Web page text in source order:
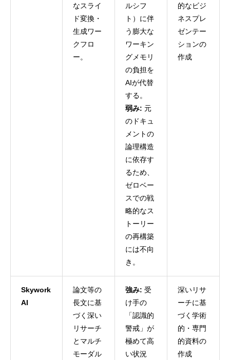
なスライ
ド変換・
生成ワー
クフロ
ー。
ルシフ
ト）に伴
う膨大な
ワーキン
グメモリ
の負担を
AIが代替
する。
弱み: 元
のドキュ
メントの
論理構造
に依存す
るため、
ゼロベー
スでの戦
略的なス
トーリー
の再構築
には不向
き。
的なビジ
ネスプレ
ゼンテー
ションの
作成
Skywork
AI
論文等の
長文に基
づく深い
リサーチ
とマルチ
モーダル
強み: 受
け手の
「認識的
警戒」が
極めて高
い状況
深いリサ
ーチに基
づく学術
的・専門
的資料の
作成